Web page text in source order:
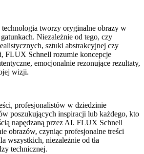
technologia tworzy oryginalne obrazy w
Niezależnie od tego, czy
sztuki abstrakcyjnej czy
FLUX Schnell rozumie koncepcje
emocjonalnie rezonujące rezultaty,
wizji.
profesjonalistów w dziedzinie
poszukujących inspiracji lub każdego, kto
napędzaną przez AI. FLUX Schnell
obrazów, czyniąc profesjonalne treści
wszystkich, niezależnie od tła
technicznej.